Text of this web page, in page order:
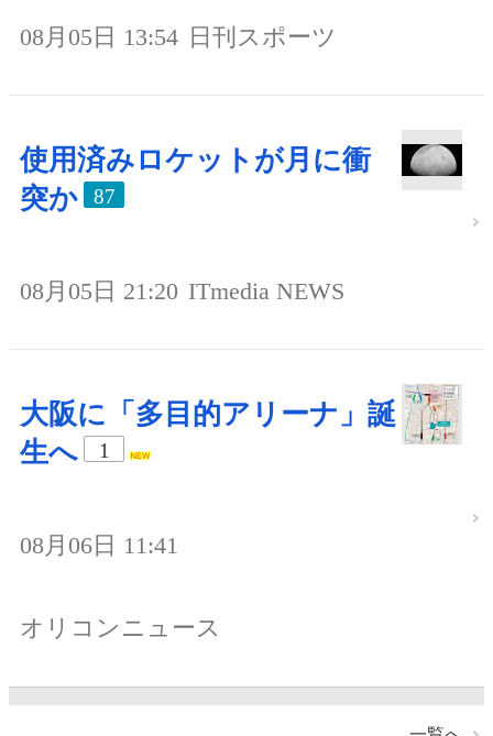
08月05日 13:54 日刊スポーツ
使用済みロケットが月に衝
突か
87
08月05日 21:20 ITmedia NEWS
大阪に「多目的アリーナ」誕
生へ
1
08月06日 11:41
オリコンニュース